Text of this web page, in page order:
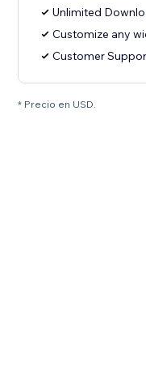
Unlimited
Customize any
Customer
* Precio en USD.